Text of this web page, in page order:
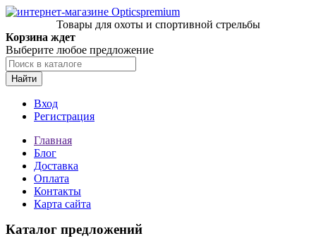
Товары для охоты и спортивной стрельбы
Корзина ждет
Выберите любое предложение
Найти
Вход
Регистрация
Главная
Блог
Доставка
Оплата
Контакты
Карта сайта
Каталог предложений